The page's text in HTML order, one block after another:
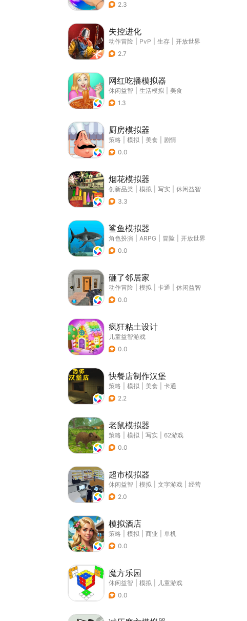
2.3
失控进化
动作冒险 PvP 生存
开放世界
2.7
网红吃播模拟器
休闲益智 生活模拟
美食
1.3
厨房模拟器
策略 模拟 美食
剧情
0.0
烟花模拟器
创新品类 模拟 写实
休闲益智
3.3
鲨鱼模拟器
角色扮演 ARPG 冒险
开放世界
0.0
砸了邻居家
动作冒险 模拟 卡通
休闲益智
0.0
疯狂粘土设计
儿童益智游戏
0.0
快餐店制作汉堡
策略 模拟 美食
卡通
2.2
老鼠模拟器
策略 模拟 写实
62游戏
0.0
超市模拟器
休闲益智 模拟 文字游戏
经营
2.0
模拟酒店
策略 模拟 商业
单机
0.0
魔方乐园
休闲益智 模拟
儿童游戏
0.0